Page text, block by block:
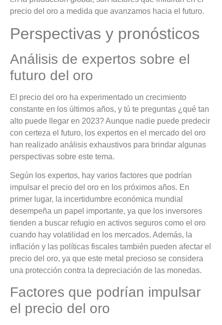
precio del oro a medida que avanzamos hacia el futuro.
Perspectivas y pronósticos
Análisis de expertos sobre el
futuro del oro
El precio del oro ha experimentado un crecimiento
constante en los últimos años, y tú te preguntas ¿qué tan
alto puede llegar en 2023? Aunque nadie puede predecir
con certeza el futuro, los expertos en el mercado del oro
han realizado análisis exhaustivos para brindar algunas
perspectivas sobre este tema.
Según los expertos, hay varios factores que podrían
impulsar el precio del oro en los próximos años. En
primer lugar, la incertidumbre económica mundial
desempeña un papel importante, ya que los inversores
tienden a buscar refugio en activos seguros como el oro
cuando hay volatilidad en los mercados. Además, la
inflación y las políticas fiscales también pueden afectar el
precio del oro, ya que este metal precioso se considera
una protección contra la depreciación de las monedas.
Factores que podrían impulsar
el precio del oro